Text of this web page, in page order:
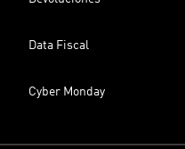
Data Fiscal
Cyber Monday